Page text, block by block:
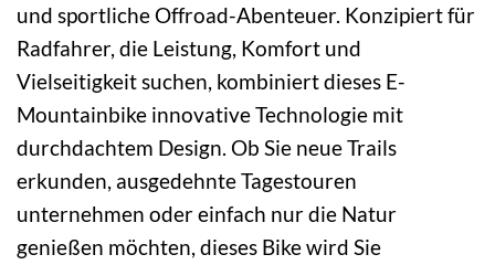
und sportliche Offroad-Abenteuer. Konzipiert für
Radfahrer, die Leistung, Komfort und
Vielseitigkeit suchen, kombiniert dieses E-
Mountainbike innovative Technologie mit
durchdachtem Design. Ob Sie neue Trails
erkunden, ausgedehnte Tagestouren
unternehmen oder einfach nur die Natur
genießen möchten, dieses Bike wird Sie